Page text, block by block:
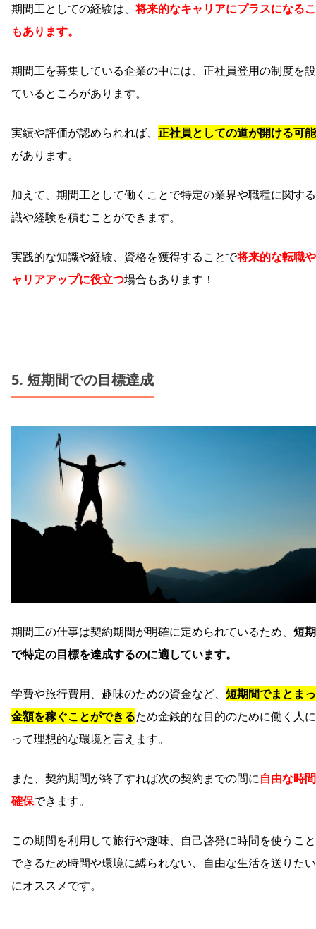
期間工としての経験は、将来的なキャリアにプラスになる
もあります。
期間工を募集している企業の中には、正社員登用の制度を
ているところがあります。
実績や評価が認められれば、 正社員としての道が開ける可
があります。
加えて、期間工として働くことで特定の業界や職種に関す
識や経験を積むことができます。
実践的な知識や経験、資格を獲得することで将来的な転職
ャリアアップに役立つ場合もあります！
5. 短期間での目標達成
期間工の仕事は契約期間が明確に定められているため、 短
で特定の目標を達成するのに適しています。
学費や旅行費用、趣味のための資金など、 短期間でまとま
金額を稼ぐことができるため金銭的な目的のために働く人
って理想的な環境と言えます。
また、契約期間が終了すれば次の契約までの間に自由な時
確保できます。
この期間を利用して旅行や趣味、自己啓発に時間を使うこ
できるため時間や環境に縛られない、自由な生活を送りた
にオススメです。